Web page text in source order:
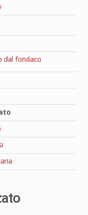
dal fondaco